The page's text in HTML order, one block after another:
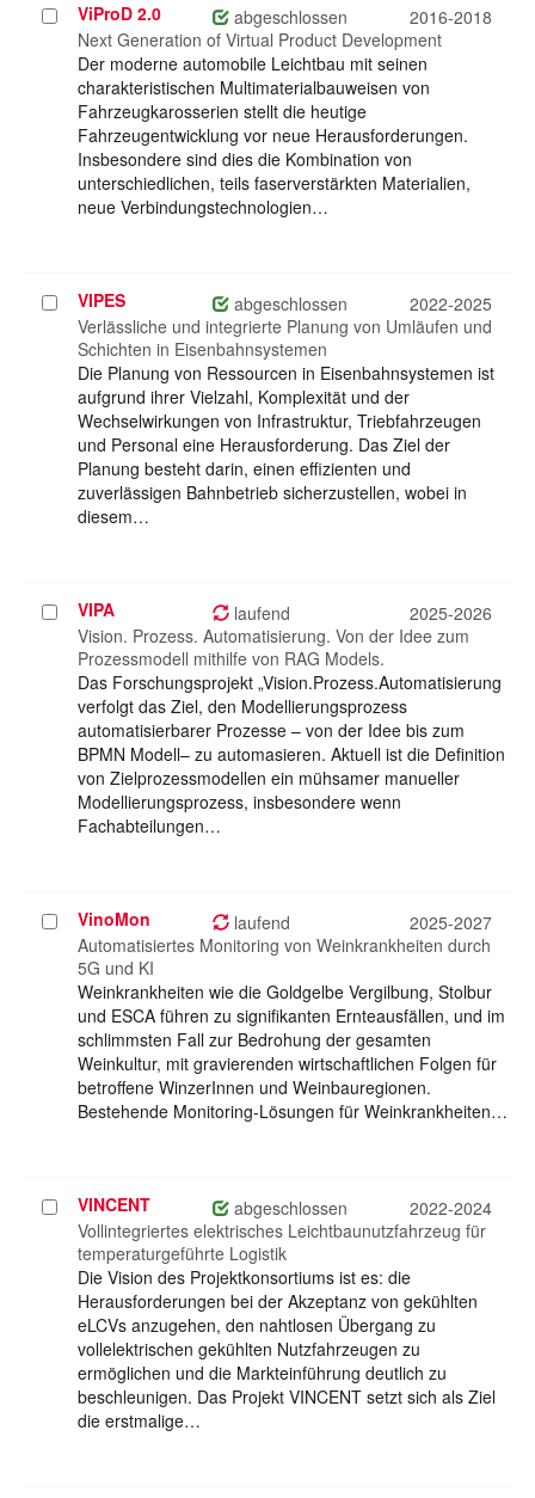
Projekt
auswählen
ViProD 2.0 abgeschlossen
2016-2018
Next Generation of Virtual Product Development
Der moderne automobile Leichtbau mit seinen
charakteristischen Multimaterialbauweisen von
Fahrzeugkarosserien stellt die heutige
Fahrzeugentwicklung vor neue Herausforderungen.
Insbesondere sind dies die Kombination von
unterschiedlichen, teils faserverstärkten Materialien,
neue Verbindungstechnologien…
Projekt
auswählen
VIPES abgeschlossen
2022-2025
Verlässliche und integrierte Planung von Umläufen und
Schichten in Eisenbahnsystemen
Die Planung von Ressourcen in Eisenbahnsystemen ist
aufgrund ihrer Vielzahl, Komplexität und der
Wechselwirkungen von Infrastruktur, Triebfahrzeugen
und Personal eine Herausforderung. Das Ziel der
Planung besteht darin, einen effizienten und
zuverlässigen Bahnbetrieb sicherzustellen, wobei in
diesem…
Projekt
auswählen
VIPA laufend
2025-2026
Vision. Prozess. Automatisierung. Von der Idee zum
Prozessmodell mithilfe von RAG Models.
Das Forschungsprojekt „Vision.Prozess.Automatisierung
verfolgt das Ziel, den Modellierungsprozess
automatisierbarer Prozesse – von der Idee bis zum
BPMN Modell– zu automasieren. Aktuell ist die Definition
von Zielprozessmodellen ein mühsamer manueller
Modellierungsprozess, insbesondere wenn
Fachabteilungen…
Projekt
auswählen
VinoMon laufend
2025-2027
Automatisiertes Monitoring von Weinkrankheiten durch
5G und KI
Weinkrankheiten wie die Goldgelbe Vergilbung, Stolbur
und ESCA führen zu signifikanten Ernteausfällen, und im
schlimmsten Fall zur Bedrohung der gesamten
Weinkultur, mit gravierenden wirtschaftlichen Folgen für
betroffene WinzerInnen und Weinbauregionen.
Bestehende Monitoring-Lösungen für Weinkrankheiten…
Projekt
auswählen
VINCENT abgeschlossen
2022-2024
Vollintegriertes elektrisches Leichtbaunutzfahrzeug für
temperaturgeführte Logistik
Die Vision des Projektkonsortiums ist es: die
Herausforderungen bei der Akzeptanz von gekühlten
eLCVs anzugehen, den nahtlosen Übergang zu
vollelektrischen gekühlten Nutzfahrzeugen zu
ermöglichen und die Markteinführung deutlich zu
beschleunigen. Das Projekt VINCENT setzt sich als Ziel
die erstmalige…